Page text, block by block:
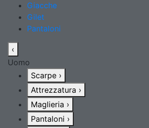
Giacche
Gilet
Pantaloni
‹
Uomo
Scarpe ›
Attrezzatura ›
Maglieria ›
Pantaloni ›